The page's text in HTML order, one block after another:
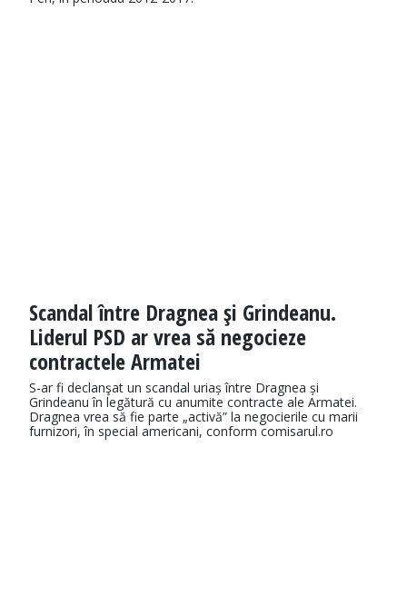
Scandal între Dragnea şi Grindeanu.
Liderul PSD ar vrea să negocieze
contractele Armatei
S-ar fi declanşat un scandal uriaș între Dragnea și
Grindeanu în legătură cu anumite contracte ale Armatei.
Dragnea vrea să fie parte „activă” la negocierile cu marii
furnizori, în special americani, conform comisarul.ro